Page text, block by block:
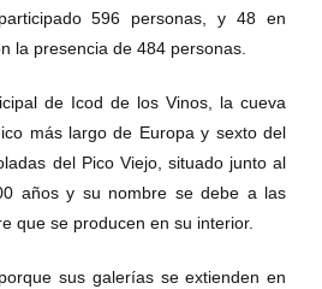
596 personas, y 48 en
la presencia de 484 personas.
de Icod de los Vinos, la cueva
más largo de Europa y sexto del
del Pico Viejo, situado junto al
años y su nombre se debe a las
que se producen en su interior.
sus galerías se extienden en